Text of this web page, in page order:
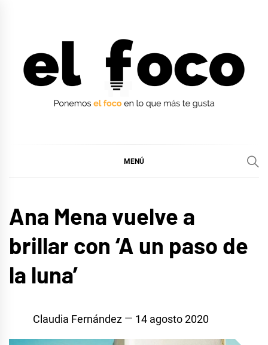
MENÚ
Ana Mena vuelve a
brillar con ‘A un paso de
la luna’
Claudia Fernández 14 agosto 2020